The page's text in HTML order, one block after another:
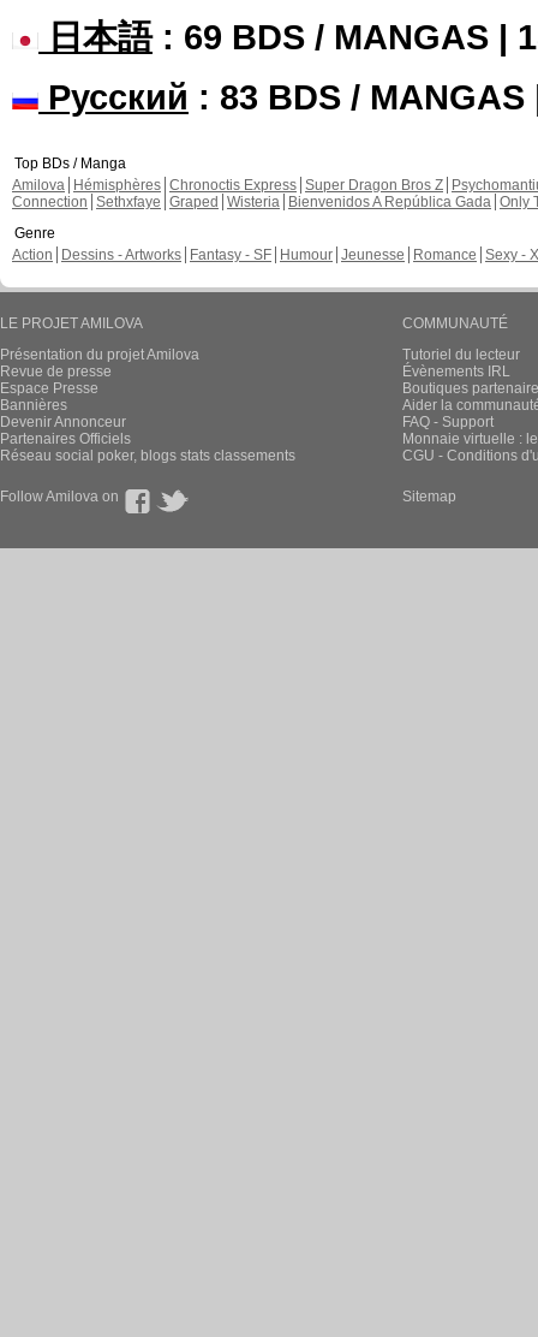
日本語: 69 BDS / MANGAS |
Русский : 83 BDS / MANGAS
Top BDs / Manga
Amilova
Hémisphères Chronoctis Express Super Dragon Bros Z
Connection Sethxfaye Graped Wisteria Bienvenidos A República Gada Only
Genre
Action
Dessins - Artworks Fantasy - SF Humour Jeunesse Romance Sexy -
LE PROJET AMILOVA
Présentation du projet Amilova
Revue de presse
Espace Presse
Bannières
Devenir Annonceur
Partenaires Officiels
Réseau social poker, blogs stats classements
COMMUNAUTÉ
Tutoriel du lecteur
Évènements IRL
Boutiques
Aider la
FAQ - Support
Monnaie virtuelle :
CGU - Conditions
Follow Amilova on Sitemap